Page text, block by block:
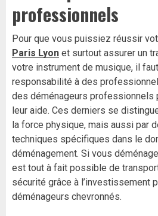
professionnels
Pour que vous puissiez réussir
Paris Lyon et surtout assurer un
votre instrument de musique, il
responsabilité à des
des déménageurs professionnels
leur aide. Ces derniers se
la force physique, mais aussi par
techniques spécifiques dans le
déménagement. Si vous
est tout à fait possible de
sécurité grâce à l’investissement
déménageurs chevronnés.